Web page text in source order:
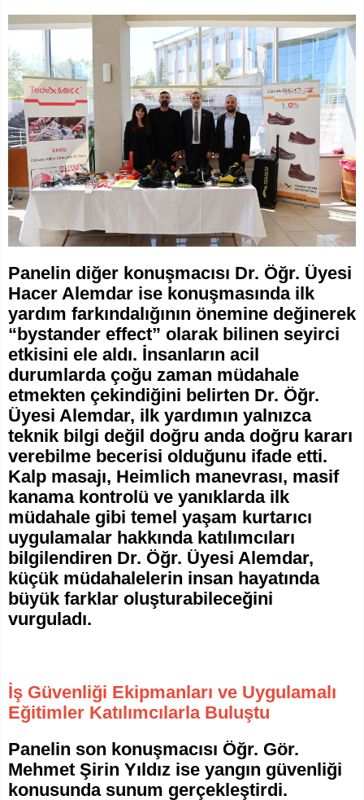
Panelin diğer konuşmacısı Dr. Öğr. Üyesi
Hacer Alemdar ise konuşmasında ilk
yardım farkındalığının önemine değinerek
“bystander effect” olarak bilinen seyirci
etkisini ele aldı. İnsanların acil
durumlarda çoğu zaman müdahale
etmekten çekindiğini belirten Dr. Öğr.
Üyesi Alemdar, ilk yardımın yalnızca
teknik bilgi değil doğru anda doğru kararı
verebilme becerisi olduğunu ifade etti.
Kalp masajı, Heimlich manevrası, masif
kanama kontrolü ve yanıklarda ilk
müdahale gibi temel yaşam kurtarıcı
uygulamalar hakkında katılımcıları
bilgilendiren Dr. Öğr. Üyesi Alemdar,
küçük müdahalelerin insan hayatında
büyük farklar oluşturabileceğini
vurguladı.
İş Güvenliği Ekipmanları ve Uygulamalı
Eğitimler Katılımcılarla Buluştu
Panelin son konuşmacısı Öğr. Gör.
Mehmet Şirin Yıldız ise yangın güvenliği
konusunda sunum gerçekleştirdi.